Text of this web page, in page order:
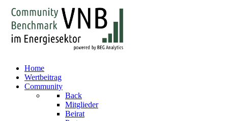
Home
Wertbeitrag
Community
Back
Mitglieder
Beirat